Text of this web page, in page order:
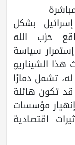
بشكل
حزب الله
سياسة
الشيناريو
تشمل دمارًا
قد تكون هائلة
مؤسسات
اقتصادية